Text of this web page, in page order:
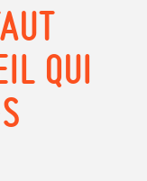
QUI